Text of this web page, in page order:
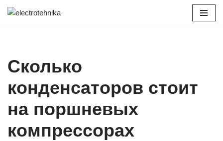
Сколько
конденсаторов стоит
на поршневых
компрессорах